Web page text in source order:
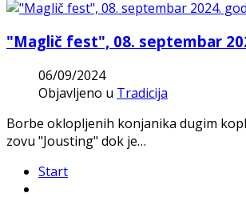
"Maglič fest", 08. septembar
06/09/2024
Objavljeno u Tradicija
Borbe oklopljenih konjanika dugim
zovu "Jousting" dok je…
Start